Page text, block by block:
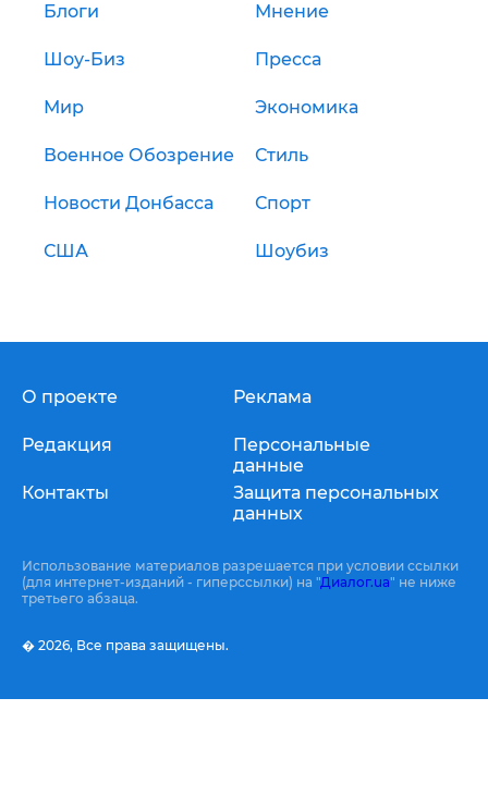
Блоги Мнение
Шоу-Биз Пресса
Мир Экономика
Военное Обозрение Стиль
Новости Донбасса Спорт
США Шоубиз
О проекте
Редакция
Контакты
Реклама
Персональные
данные
Защита персональных
данных
Использование материалов разрешается при условии ссылки
(для интернет-изданий - гиперссылки) на "Диалог.ua" не ниже
третьего абзаца.
� 2026, Все права защищены.